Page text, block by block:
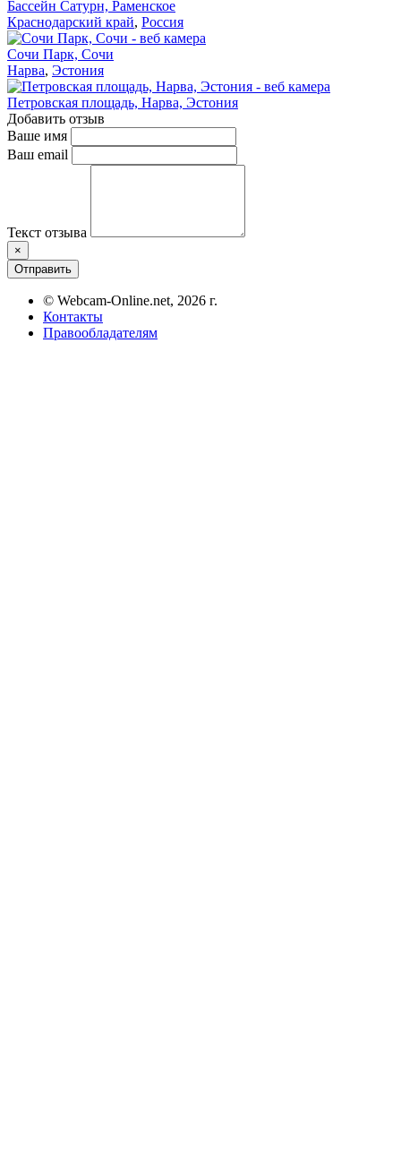
Бассейн Сатурн, Раменское
Краснодарский край, Россия
Сочи Парк, Сочи
Нарва, Эстония
Петровская площадь, Нарва, Эстония
Добавить отзыв
Ваше имя
Ваш email
Текст отзыва
×
Отправить
© Webcam-Online.net, 2026 г.
Контакты
Правообладателям